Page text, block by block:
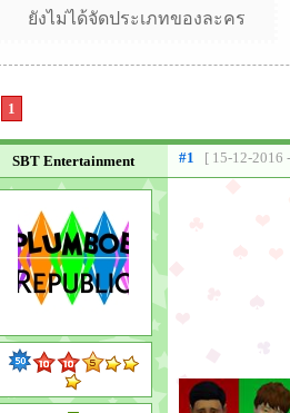
ยังไม่ได้จัดประเภทของละคร
1
SBT Entertainment #1 [ 15-12-2016